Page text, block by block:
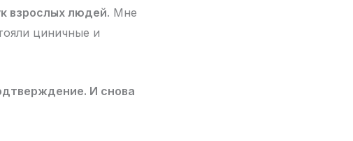
взрослых людей. Мне
циничные и
И снова